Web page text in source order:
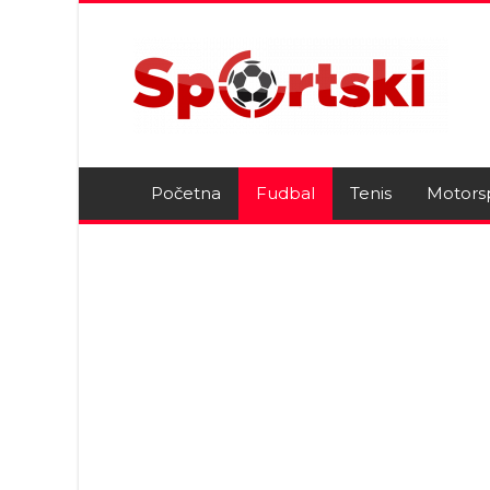
Početna Fudbal Tenis